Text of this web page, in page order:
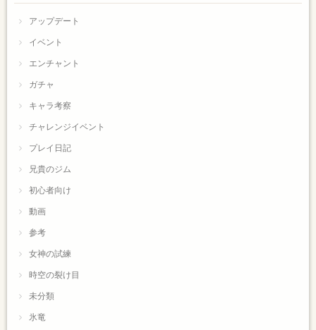
アップデート
イベント
エンチャント
ガチャ
キャラ考察
チャレンジイベント
プレイ日記
兄貴のジム
初心者向け
動画
参考
女神の試練
時空の裂け目
未分類
氷竜